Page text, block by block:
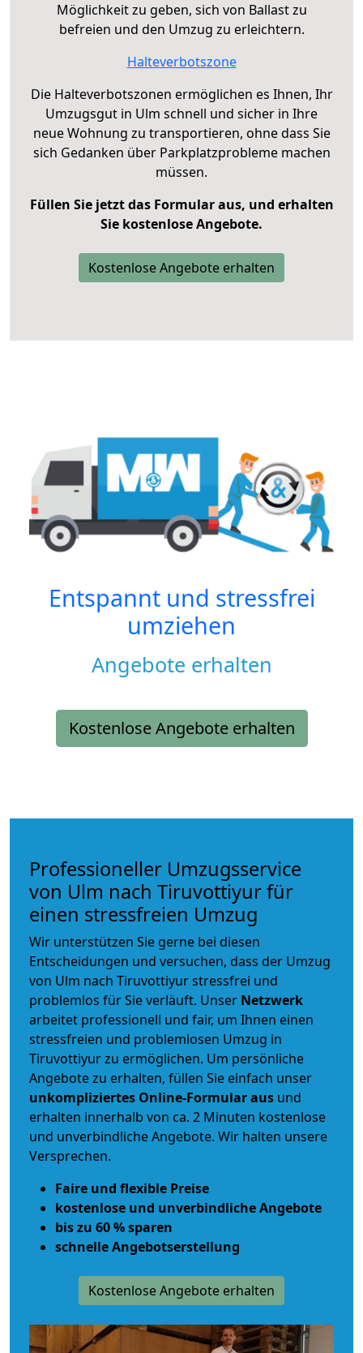
Möglichkeit zu geben, sich von Ballast zu
befreien und den Umzug zu erleichtern.
Halteverbotszone
Die Halteverbotszonen ermöglichen es Ihnen, Ihr
Umzugsgut in Ulm schnell und sicher in Ihre
neue Wohnung zu transportieren, ohne dass Sie
sich Gedanken über Parkplatzprobleme machen
müssen.
Füllen Sie jetzt das Formular aus, und erhalten
Sie kostenlose Angebote.
Kostenlose Angebote erhalten
Entspannt und stressfrei
umziehen
Angebote erhalten
Kostenlose Angebote erhalten
Professioneller Umzugsservice
von Ulm nach Tiruvottiyur für
einen stressfreien Umzug
Wir unterstützen Sie gerne bei diesen
Entscheidungen und versuchen, dass der Umzug
von Ulm nach Tiruvottiyur stressfrei und
problemlos für Sie verläuft. Unser Netzwerk
arbeitet professionell und fair, um Ihnen einen
stressfreien und problemlosen Umzug in
Tiruvottiyur zu ermöglichen. Um persönliche
Angebote zu erhalten, füllen Sie einfach unser
unkompliziertes Online-Formular aus und
erhalten innerhalb von ca. 2 Minuten kostenlose
und unverbindliche Angebote. Wir halten unsere
Versprechen.
Faire und flexible Preise
kostenlose und unverbindliche Angebote
bis zu 60 % sparen
schnelle Angebotserstellung
Kostenlose Angebote erhalten